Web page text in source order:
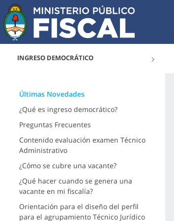
INGRESO DEMOCRÁTICO
Últimas Novedades
¿Qué es ingreso democrático?
Preguntas Frecuentes
Contenido evaluación examen Técnico
Administrativo
¿Cómo se cubre una vacante?
¿Qué hacer cuando se genera una
vacante en mi fiscalía?
Orientación para el diseño del perfil
para el agrupamiento Técnico Jurídico